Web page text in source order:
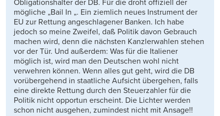
Obligationshalter der DB. Für die droht offiziell der
mögliche „Bail In „. Ein ziemlich neues Instrument der
EU zur Rettung angeschlagener Banken. Ich habe
jedoch so meine Zweifel, daß Politik davon Gebrauch
machen wird, denn die nächsten Kanzlerwahlen stehen
vor der Tür. Und außerdem: Was für die Italiener
möglich ist, wird man den Deutschen wohl nicht
verwehren können. Wenn alles gut geht, wird die DB
vorübergehend in staatliche Aufsicht übergehen, falls
eine direkte Rettung durch den Steuerzahler für die
Politik nicht opportun erscheint. Die Lichter werden
schon nicht ausgehen, zumindest nicht mit Ansage!!